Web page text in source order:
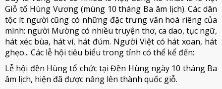
Giỗ tổ Hùng Vương (mùng 10 tháng Ba âm lịch). Các dân
tộc ít người cũng có những đặc trưng văn hoá riêng của
mình: người Mường có nhiều truyện thơ, ca dao, tục ngữ,
hát xéc bùa, hát ví, hát đúm. Người Việt có hát xoan, hát
ghẹo... Các lễ hội tiêu biểu trong tỉnh có thể kể đến:
Lễ hội đền Hùng tổ chức tại Đền Hùng ngày 10 tháng Ba
âm lịch, hiện đã được nâng lên thành quốc giỗ.